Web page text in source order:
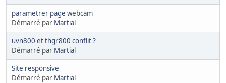
parametrer page webcam
Démarré par Martial
uvn800 et thgr800 conflit ?
Démarré par Martial
Site responsive
Démarré par Martial